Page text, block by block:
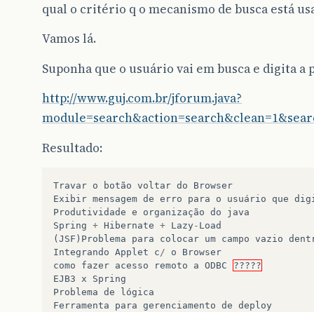
qual o critério q o mecanismo de busca está
Vamos lá.
Suponha que o usuário vai em busca e digita a
http://www.guj.com.br/jforum.java?
Resultado:
Travar o botão voltar do
Browser
Exibir mensagem de erro para o usuário que
Produtividade e organização do
java
Spring + Hibernate + Lazy- Load
( JSF ) Problema para colocar um campo vazio
Integrando Applet c/ o
Browser
como
fazer acesso remoto a ODBC
?????
EJB3 x
Spring
Problema de
lógica
Ferramenta
para gerenciamento de deploy